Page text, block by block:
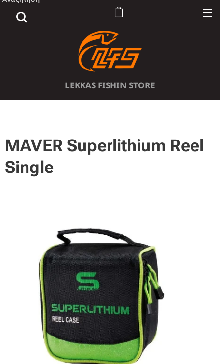
LEKKAS FISHIN STORE
MAVER Superlithium Reel
Single